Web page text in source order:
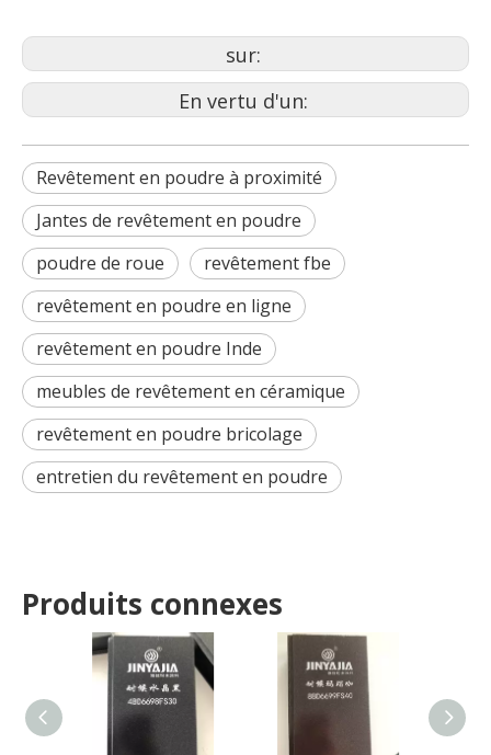
sur:
En vertu d'un:
Revêtement en poudre à proximité
Jantes de revêtement en poudre
poudre de roue
revêtement fbe
revêtement en poudre en ligne
revêtement en poudre Inde
meubles de revêtement en céramique
revêtement en poudre bricolage
entretien du revêtement en poudre
Produits connexes